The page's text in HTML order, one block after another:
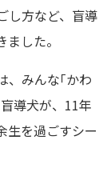
し方など、盲導
した。
、みんな｢かわ
導犬が、11年
生を過ごすシー